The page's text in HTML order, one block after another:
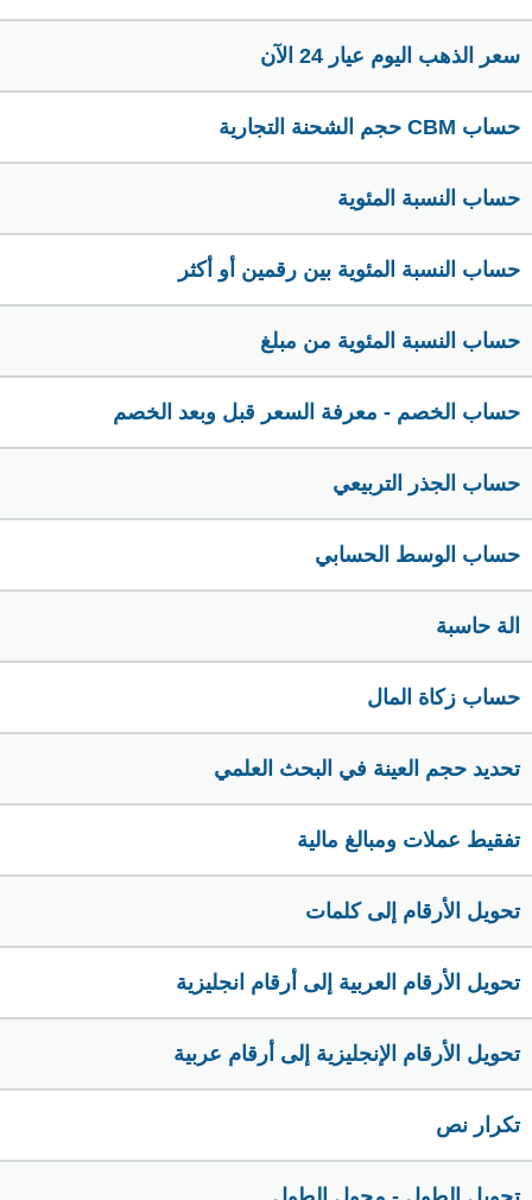
سعر الذهب اليوم عيار 24 الآن
حساب CBM حجم الشحنة التجارية
حساب النسبة المئوية
حساب النسبة المئوية بين رقمين أو أكثر
حساب النسبة المئوية من مبلغ
حساب الخصم - معرفة السعر قبل وبعد الخصم
حساب الجذر التربيعي
حساب الوسط الحسابي
الة حاسبة
حساب زكاة المال
تحديد حجم العينة في البحث العلمي
تفقيط عملات ومبالغ مالية
تحويل الأرقام إلى كلمات
تحويل الأرقام العربية إلى أرقام انجليزية
تحويل الأرقام الإنجليزية إلى أرقام عربية
تكرار نص